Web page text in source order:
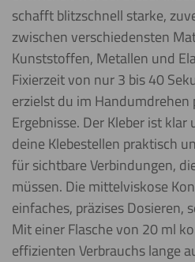
schafft blitzschnell starke,
zwischen verschiedensten
Kunststoffen, Metallen und
Fixierzeit von nur 3 bis 40
erzielst du im Handumdrehen
Ergebnisse. Der Kleber ist
deine Klebestellen praktisch
für sichtbare Verbindungen,
müssen. Die mittelviskose
einfaches, präzises Dosieren,
Mit einer Flasche von 20 ml
effizienten Verbrauchs lange